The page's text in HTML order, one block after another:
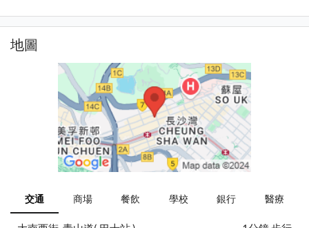
地圖
交通 商場 餐飲 學校 銀行 醫療